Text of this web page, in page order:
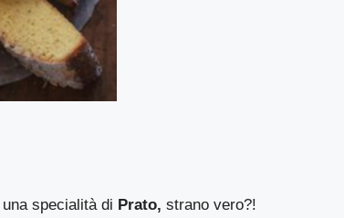
specialità di Prato, strano vero?!